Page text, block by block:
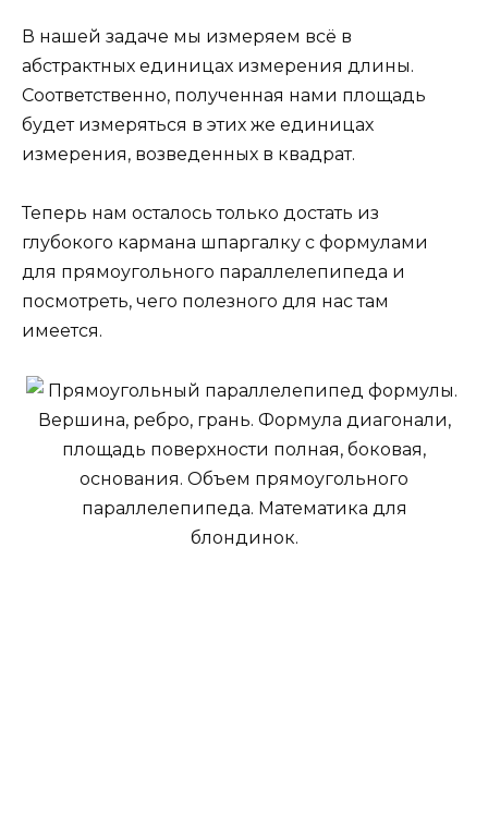
В нашей задаче мы измеряем всё в
абстрактных единицах измерения длины.
Соответственно, полученная нами площадь
будет измеряться в этих же единицах
измерения, возведенных в квадрат.
Теперь нам осталось только достать из
глубокого кармана шпаргалку с формулами
для прямоугольного параллелепипеда и
посмотреть, чего полезного для нас там
имеется.